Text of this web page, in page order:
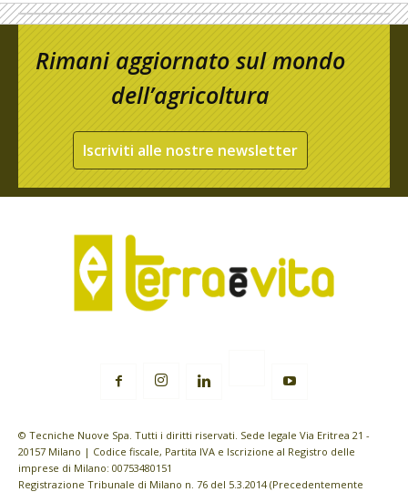
Rimani aggiornato sul mondo
dell’agricoltura
Iscriviti alle nostre newsletter
© Tecniche Nuove Spa. Tutti i diritti riservati. Sede legale Via Eritrea 21 -
20157 Milano | Codice fiscale, Partita IVA e Iscrizione al Registro delle
imprese di Milano: 00753480151
Registrazione Tribunale di Milano n. 76 del 5.3.2014 (Precedentemente